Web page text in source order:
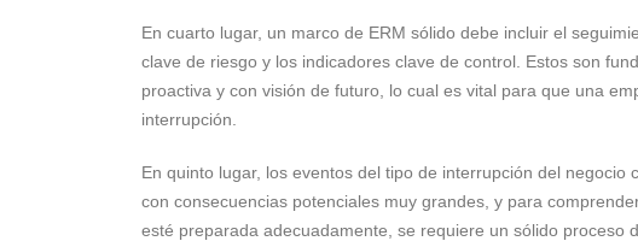
En cuarto lugar, un marco de ERM sólido debe incluir el
clave de riesgo y los indicadores clave de control. Estos son
proactiva y con visión de futuro, lo cual es vital para que una
interrupción.
En quinto lugar, los eventos del tipo de interrupción del
con consecuencias potenciales muy grandes, y para
esté preparada adecuadamente, se requiere un sólido proceso